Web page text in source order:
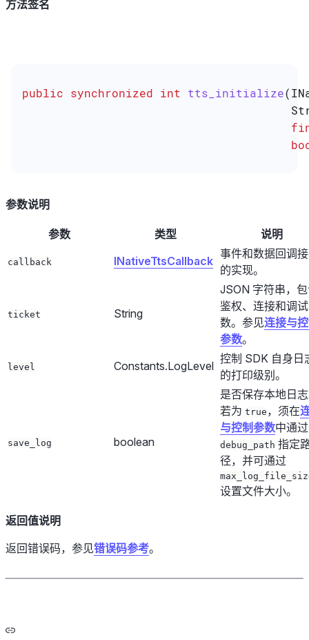
方法签名
public synchronized int tts_initialize(
参数说明
参数 类型 说明
callback INativeTtsCallback
事件和数据回调
的实现。
ticket String
JSON 字符串，
鉴权、连接和调
数。参见连接与
参数。
level Constants.LogLevel
控制 SDK 自身日
的打印级别。
save_log boolean
是否保存本地日
若为 true ，须在
与控制参数中通过
debug_path 指定
径，并可通过
设置文件大小。
返回值说明
返回错误码，参见错误码参考。